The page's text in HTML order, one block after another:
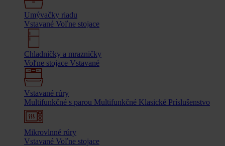
Umývačky riadu
Vstavané Voľne stojace
Chladničky a mrazničky
Voľne stojace Vstavané
Vstavané rúry
Multifunkčné s parou Multifunkčné Klasické Príslušenstvo
Mikrovlnné rúry
Vstavané Voľne stojace